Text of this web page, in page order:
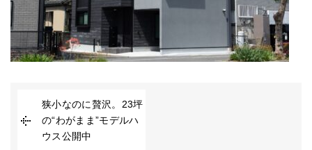
狭小なのに贅沢。23坪
の“わがまま”モデルハ
ウス公開中